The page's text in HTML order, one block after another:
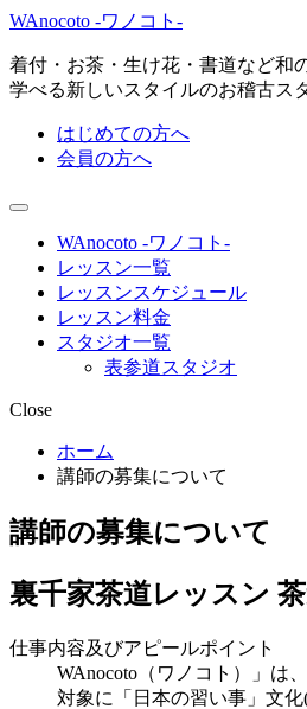
WAnocoto -ワノコト-
着付・お茶・生け花・書道など和
学べる新しいスタイルのお稽古ス
はじめての方へ
会員の方へ
WAnocoto -ワノコト-
レッスン一覧
レッスンスケジュール
レッスン料金
スタジオ一覧
表参道スタジオ
Close
ホーム
講師の募集について
講師の募集について
裏千家茶道レッスン
仕事内容及びアピールポイント
WAnocoto（ワノコト）」は
対象に「日本の習い事」文